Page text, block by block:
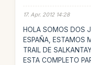
17. Apr. 2012 14:28
HOLA SOMOS DOS
ESPAÑA, ESTAMOS
TRAIL DE
ESTA COMPLETO